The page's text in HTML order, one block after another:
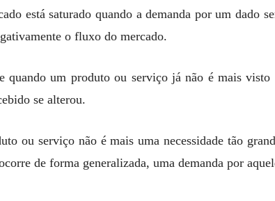
está saturado quando a demanda por um dado
o fluxo do mercado.
quando um produto ou serviço já não é mais
se alterou.
ou serviço não é mais uma necessidade tão
de forma generalizada, uma demanda por